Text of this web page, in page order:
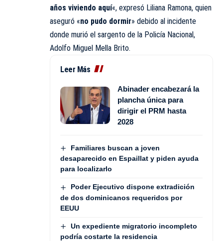
años viviendo aquí«, expresó Liliana Ramona, quien
aseguró «no pudo dormir» debido al incidente
donde murió el sargento de la Policía Nacional,
Adolfo Miguel Mella Brito.
Leer Más
Abinader encabezará la
plancha única para
dirigir el PRM hasta
2028
Familiares buscan a joven
desaparecido en Espaillat y piden ayuda
para localizarlo
Poder Ejecutivo dispone extradición
de dos dominicanos requeridos por
EEUU
Un expediente migratorio incompleto
podría costarte la residencia